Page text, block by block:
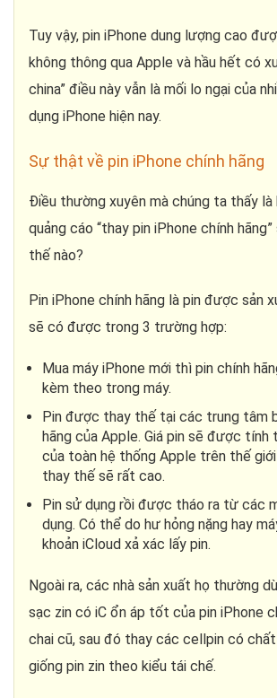
Tuy vậy, pin iPhone dung lượng cao
không thông qua Apple và hầu hết có
china” điều này vẫn là mối lo ngại của
dụng iPhone hiện nay.
Sự thật về pin iPhone chính hãng
Điều thường xuyên mà chúng ta thấy là
quảng cáo “thay pin iPhone chính
thế nào?
Pin iPhone chính hãng là pin được sản
sẽ có được trong 3 trường hợp:
Mua máy iPhone mới thì pin chính
kèm theo trong máy.
Pin được thay thế tại các trung tâm
hãng của Apple. Giá pin sẽ được tính
của toàn hệ thống Apple trên thế
thay thế sẽ rất cao.
Pin sử dụng rồi được tháo ra từ các
dụng. Có thể do hư hỏng nặng hay
khoản iCloud xả xác lấy pin.
Ngoài ra, các nhà sản xuất họ thường
sạc zin có iC ổn áp tốt của pin iPhone
chai cũ, sau đó thay các cellpin có
giống pin zin theo kiểu tái chế.